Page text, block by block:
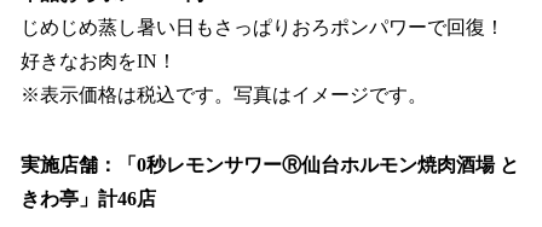
じめじめ蒸し暑い日もさっぱりおろポンパワーで回復！
好きなお肉をIN！
※表示価格は税込です。写真はイメージです。
実施店舗：「0秒レモンサワーⓇ仙台ホルモン焼肉酒場 と
きわ亭」計46店